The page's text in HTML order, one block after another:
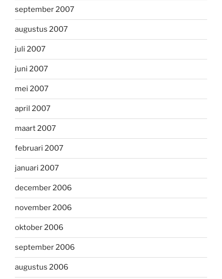
september 2007
augustus 2007
juli 2007
juni 2007
mei 2007
april 2007
maart 2007
februari 2007
januari 2007
december 2006
november 2006
oktober 2006
september 2006
augustus 2006